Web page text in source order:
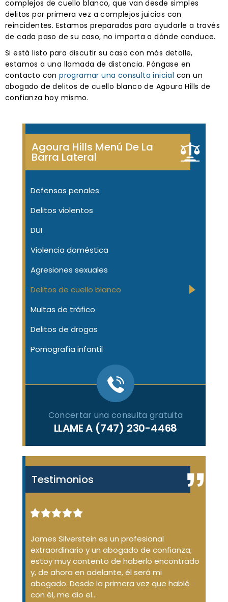
complejos de cuello blanco, que van desde simples
delitos por primera vez a complejos juicios con
reincidentes. Estamos preparados para ayudarle a través
de cada paso de su caso, no importa a dónde conduce.
Si está listo para discutir su caso con más detalle,
estamos a una llamada de distancia. Póngase en
contacto conprogramar una consulta inicial con un
abogado de delitos de cuello blanco de Agoura Hills de
confianza hoy mismo.
Agoura Hills Menú De La
Barra Lateral
Defensas penales
Delitos violentos
DUI
Violencia doméstica
Agresiones sexuales
Delitos de cuello blanco
Multas de tráfico
Delitos de drogas
Pornografía infantil
Concertar una consulta gratuita
LLAME A (747) 230-4468
Testimonios
James Silverstein es un profesional
extraordinario y un abogado de confianza;
estoy muy contento de haberlo encontrado
y, de ahora en adelante, él será mi
abogado. Desde la primera vez que hablé
con él, me dio el...